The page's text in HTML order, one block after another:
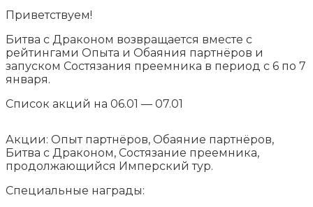
Приветствуем!
Битва с Драконом возвращается вместе с
рейтингами Опыта и Обаяния партнёров и
запуском Состязания преемника в период с 6 по 7
января.
Список акций на 06.01 — 07.01
Акции: Опыт партнёров, Обаяние партнёров,
Битва с Драконом, Состязание преемника,
продолжающийся Имперский тур.
Специальные награды: